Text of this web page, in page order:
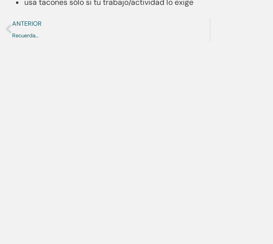
usa tacones sólo si tu trabajo/actividad lo exige
ANTERIOR
Recuerda…